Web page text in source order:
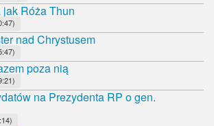
Róża Thun
nad Chrystusem
poza nią
na Prezydenta RP o gen.